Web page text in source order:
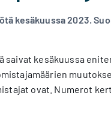
kesäkuussa 2023.
kesäkuussa
ovat. Numerot